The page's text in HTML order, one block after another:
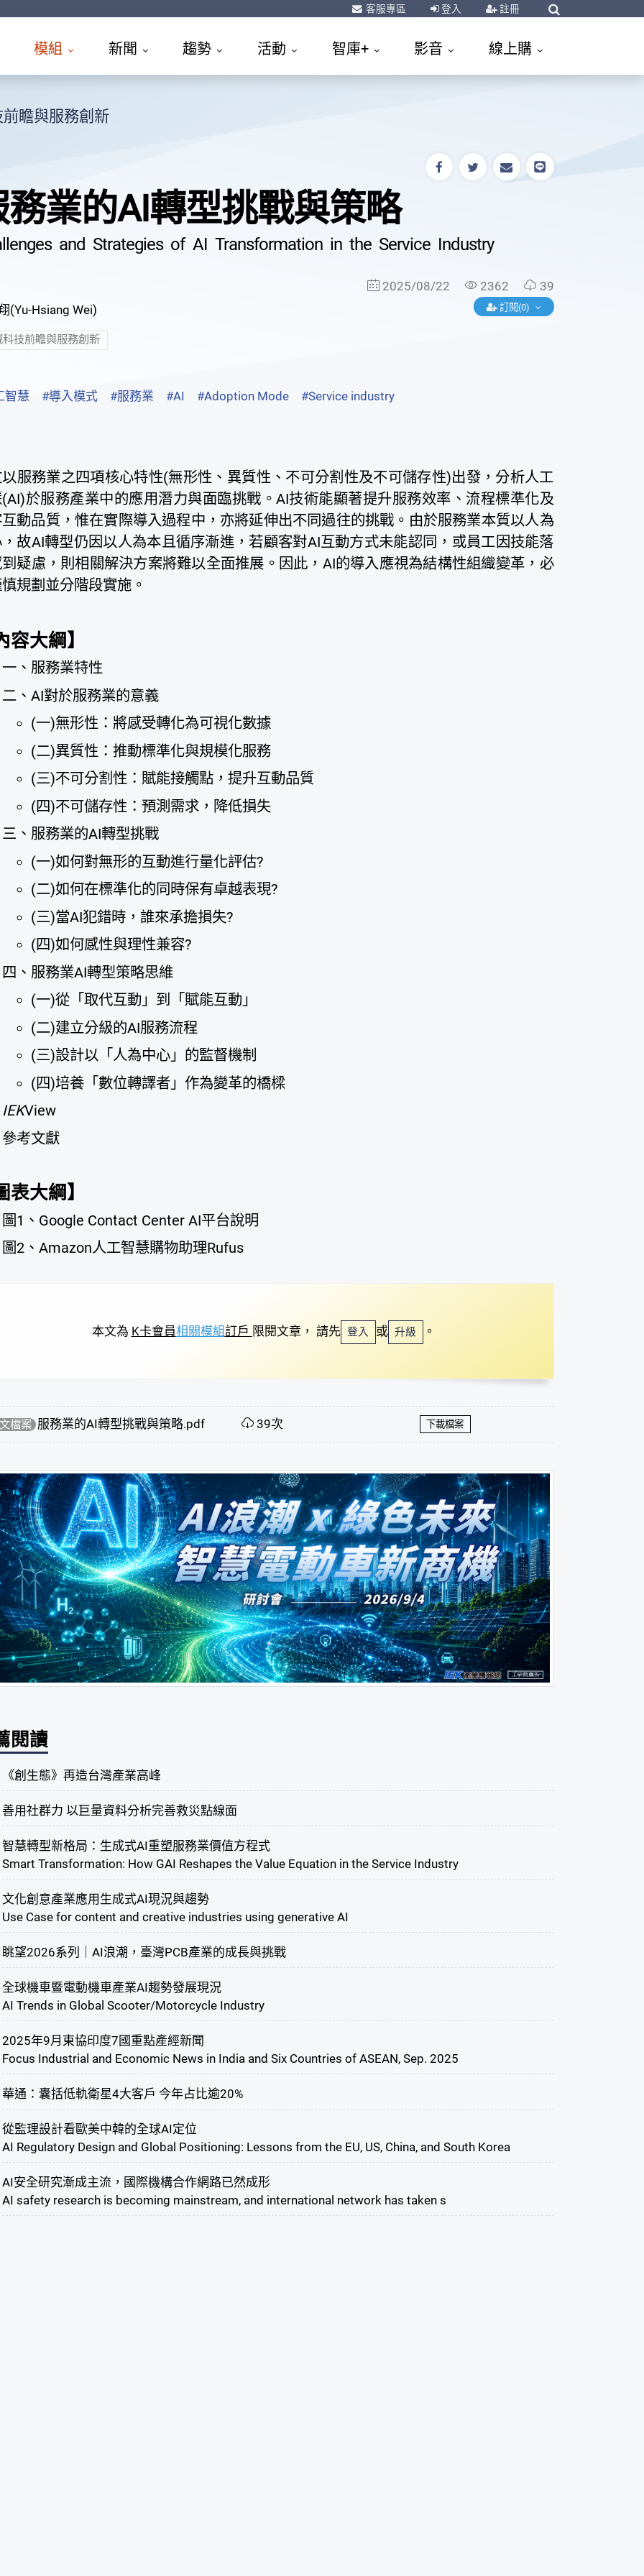
客服專區 登入 註冊
模組 新聞 趨勢 活動 智庫+ 影音 線上購
瞻與服務創新
務業的AI轉型挑戰與策略
and Strategies of AI Transformation in the Service Industry
2025/08/22 2362
39
(Yu-Hsiang Wei)
訂閱(0)
科技前瞻與服務創新
智慧 #導入模式 #服務業 #AI #Adoption Mode #Service industry
服務業之四項核心特性(無形性、異質性、不可分割性及不可儲存性)出發，分析人工
於服務產業中的應用潛力與面臨挑戰。AI技術能顯著提升服務效率、流程標準化及
動品質，惟在實際導入過程中，亦將延伸出不同過往的挑戰。由於服務業本質以人為
故AI轉型仍因以人為本且循序漸進，若顧客對AI互動方式未能認同，或員工因技能落
疑慮，則相關解決方案將難以全面推展。因此，AI的導入應視為結構性組織變革，必
規劃並分階段實施。
容大綱】
一、服務業特性
二、AI對於服務業的意義
(一)無形性：將感受轉化為可視化數據
(二)異質性：推動標準化與規模化服務
(三)不可分割性：賦能接觸點，提升互動品質
(四)不可儲存性：預測需求，降低損失
三、服務業的AI轉型挑戰
(一)如何對無形的互動進行量化評估?
(二)如何在標準化的同時保有卓越表現?
(三)當AI犯錯時，誰來承擔損失?
(四)如何感性與理性兼容?
四、服務業AI轉型策略思維
(一)從「取代互動」到「賦能互動」
(二)建立分級的AI服務流程
(三)設計以「人為中心」的監督機制
(四)培養「數位轉譯者」作為變革的橋樑
IEKView
參考文獻
表大綱】
圖1、Google Contact Center AI平台說明
圖2、Amazon人工智慧購物助理Rufus
本文為 K卡會員相關模組訂戶 限閱文章， 請先 登入 或 升級 。
檔案 服務業的AI轉型挑戰與策略.pdf 39次 下載檔案
閱讀
《創生態》再造台灣產業高峰
善用社群力 以巨量資料分析完善救災點線面
智慧轉型新格局：生成式AI重塑服務業價值方程式
Smart Transformation: How GAI Reshapes the Value Equation in the Service Industry
文化創意產業應用生成式AI現況與趨勢
Use Case for content and creative industries using generative AI
眺望2026系列｜AI浪潮，臺灣PCB產業的成長與挑戰
全球機車暨電動機車產業AI趨勢發展現況
AI Trends in Global Scooter/Motorcycle Industry
2025年9月東協印度7國重點產經新聞
Focus Industrial and Economic News in India and Six Countries of ASEAN, Sep. 2025
華通：囊括低軌衛星4大客戶 今年占比逾20%
從監理設計看歐美中韓的全球AI定位
AI Regulatory Design and Global Positioning: Lessons from the EU, US, China, and South Korea
AI安全研究漸成主流，國際機構合作網路已然成形
AI safety research is becoming mainstream, and international network has taken s